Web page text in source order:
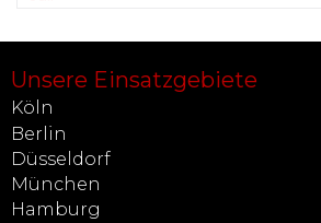
Unsere Einsatzgebiete
Köln
Berlin
Düsseldorf
München
Hamburg